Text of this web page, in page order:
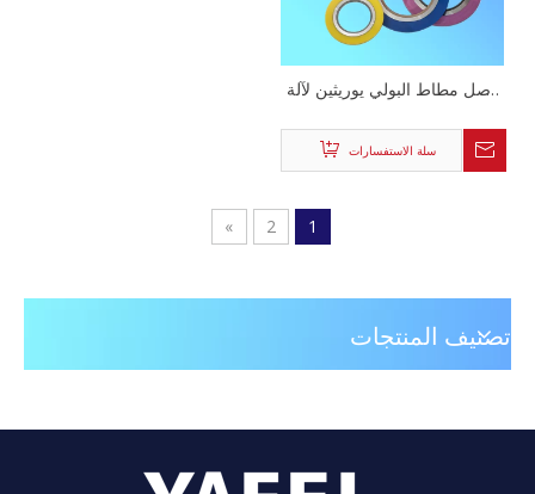
فاصل مطاط البولي يوريثين لآلة
سلة الاستفسارات
1
2
»
تصنيف المنتجات